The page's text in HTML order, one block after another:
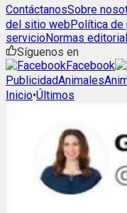
ContáctanosSobre
del sitio webPolítica de
servicioNormas
Síguenos en
Facebook
PublicidadAnimales
Inicio•Últimos